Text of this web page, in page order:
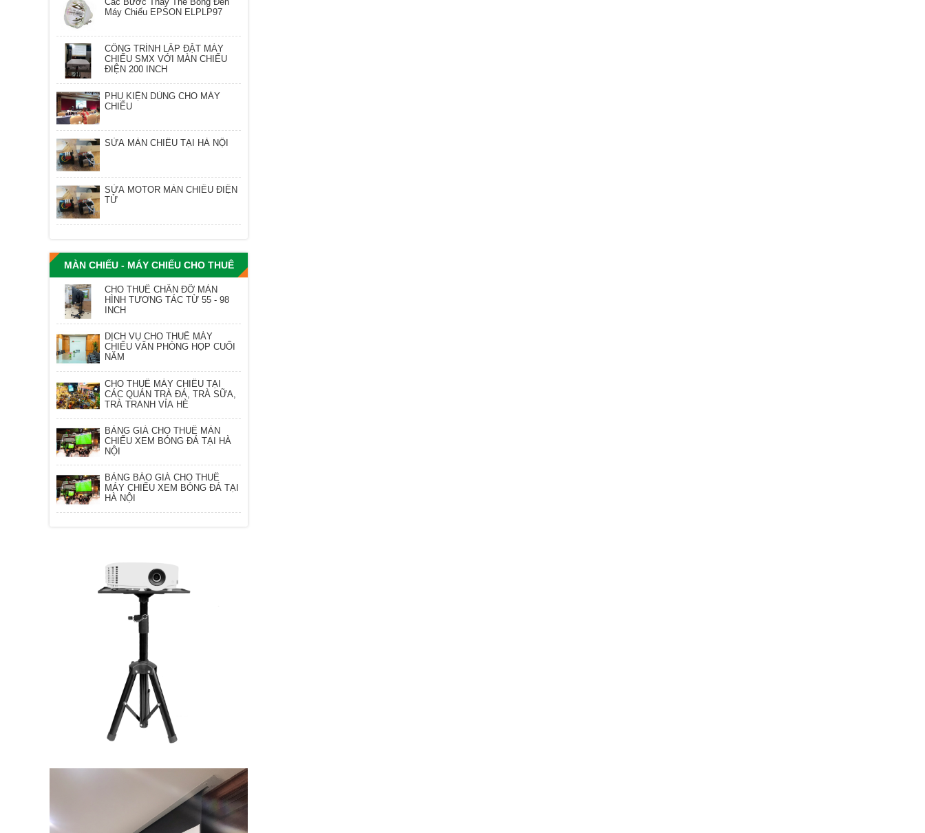
Máy Chiếu EPSON ELPLP97
CÔNG TRÌNH LẮP ĐẶT MÁY
CHIẾU SMX VỚI MÀN CHIẾU
ĐIỆN 200 INCH
PHỤ KIỆN DÙNG CHO MÁY
CHIẾU
SỬA MÀN CHIẾU TẠI HÀ NỘI
SỬA MOTOR MÀN CHIẾU ĐIỆN
TỬ
MÀN CHIẾU - MÁY CHIẾU CHO THUÊ
CHO THUÊ CHÂN ĐỠ MÀN
HÌNH TƯƠNG TÁC TỪ 55 - 98
INCH
DỊCH VỤ CHO THUÊ MÁY
CHIẾU VĂN PHÒNG HỌP CUỐI
NĂM
CHO THUÊ MÁY CHIẾU TẠI
CÁC QUÁN TRÀ ĐÁ, TRÀ SỮA,
TRÀ TRANH VỈA HÈ
BẢNG GIÁ CHO THUÊ MÀN
CHIẾU XEM BÓNG ĐÁ TẠI HÀ
NỘI
BẢNG BÁO GIÁ CHO THUÊ
MÁY CHIẾU XEM BÓNG ĐÁ TẠI
HÀ NỘI